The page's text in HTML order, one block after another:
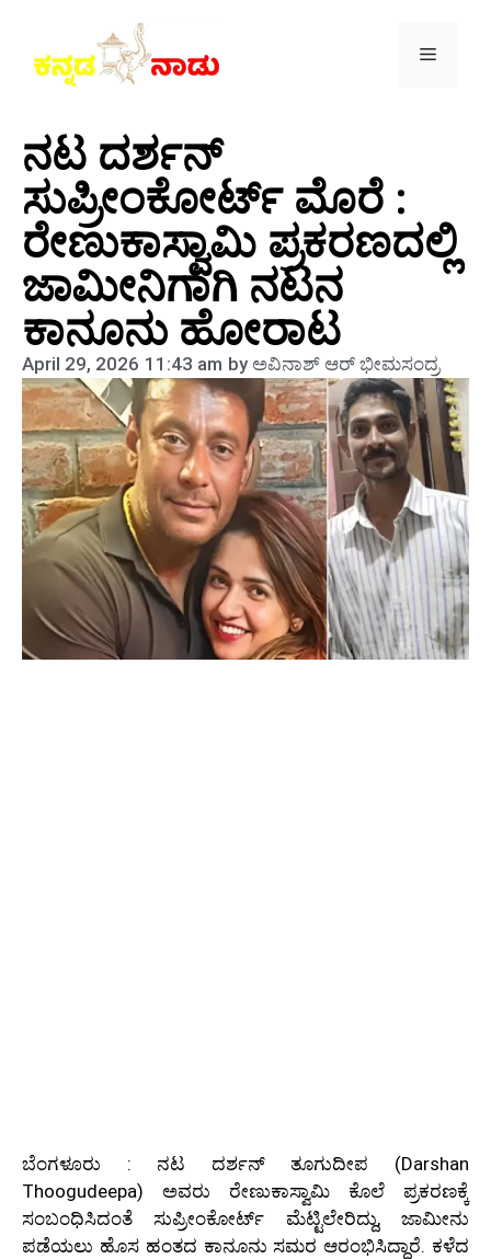
ನಟ ದರ್ಶನ್
ಸುಪ್ರೀಂಕೋರ್ಟ್ ಮೊರೆ :
ರೇಣುಕಾಸ್ವಾಮಿ ಪ್ರಕರಣದಲ್ಲಿ
ಜಾಮೀನಿಗಾಗಿ ನಟನ
ಕಾನೂನು ಹೋರಾಟ
April 29, 2026 11:43 am byಅವಿನಾಶ್‌ ಆರ್‌ ಭೀಮಸಂದ್ರ
ಬೆಂಗಳೂರು : ನಟ ದರ್ಶನ್ ತೂಗುದೀಪ (Darshan
Thoogudeepa) ಅವರು ರೇಣುಕಾಸ್ವಾಮಿ ಕೊಲೆ ಪ್ರಕರಣಕ್ಕೆ
ಸಂಬಂಧಿಸಿದಂತೆ ಸುಪ್ರೀಂಕೋರ್ಟ್ ಮೆಟ್ಟಿಲೇರಿದ್ದು, ಜಾಮೀನು
ಪಡೆಯಲು ಹೊಸ ಹಂತದ ಕಾನೂನು ಸಮರ ಆರಂಭಿಸಿದ್ದಾರೆ. ಕಳೆದ